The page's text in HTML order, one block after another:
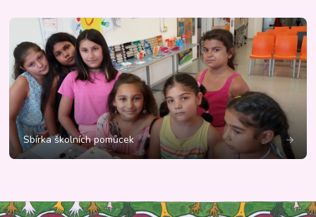
Sbírka školních pomůcek